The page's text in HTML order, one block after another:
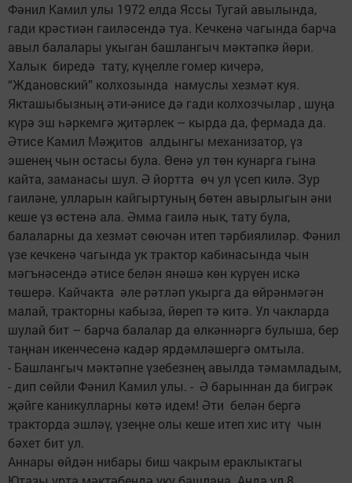
Фәнил Камил улы 1972 елда Яссы Тугай авылында,
гади крәстиән гаиләсендә туа. Кечкенә чагында барча
авыл балалары укыган башлангыч мәктәпкә йөри.
Халык биредә тату, күңелле гомер кичерә,
“Ждановский” колхозында намуслы хезмәт куя.
Якташыбызның әти-әнисе дә гади колхозчылар , шуңа
күрә эш һәркемгә җитәрлек – кырда да, фермада да.
Әтисе Камил Мәҗитов алдынгы механизатор, үз
эшенең чын остасы була. Өенә ул төн кунарга гына
кайта, заманасы шул. Ә йортта өч ул үсеп килә. Зур
гаиләне, улларын кайгыртуның бөтен авырлыгын әни
кеше үз өстенә ала. Әмма гаилә нык, тату була,
балаларны да хезмәт сөючән итеп тәрбиялиләр. Фәнил
үзе кечкенә чагында ук трактор кабинасында чын
мәгънәсендә әтисе белән янәшә көн күрүен искә
төшерә. Кайчакта әле рәтләп укырга да өйрәнмәгән
малай, тракторны кабыза, йөреп тә китә. Ул чакларда
шулай бит – барча балалар да өлкәннәргә булыша, бер
таңнан икенчесенә кадәр ярдәмләшергә омтыла.
- Башлангыч мәктәпне үзебезнең авылда тәмамладым,
- дип сөйли Фәнил Камил улы. - Ә барыннан да бигрәк
җәйге каникулларны көтә идем! Әти белән бергә
тракторда эшләү, үзеңне олы кеше итеп хис итү чын
бәхет бит ул.
Аннары өйдән нибары биш чакрым ераклыктагы